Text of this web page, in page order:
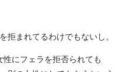
拒まれてるわけでもないし。
にフェラを拒否られても